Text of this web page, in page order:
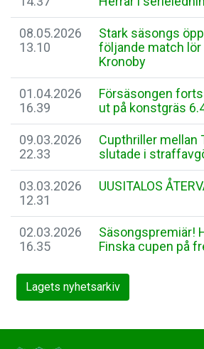
08.05.2026
13.10
Stark säsongs
följande match lör
Kronoby
01.04.2026
16.39
Försäsongen
ut på konstgräs
09.03.2026
22.33
Cupthriller mellan
slutade i
03.03.2026
12.31
UUSITALOS
02.03.2026
16.35
Säsongspremiär!
Finska cupen på
Lagets nyhetsarkiv